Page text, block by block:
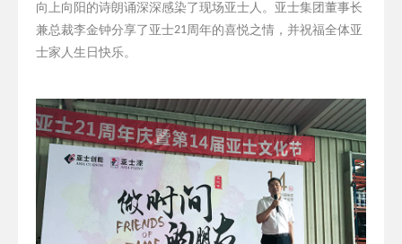
向上向阳的诗朗诵深深感染了现场亚士人。亚士集团董事长
兼总裁李金钟分享了亚士21周年的喜悦之情，并祝福全体亚
士家人生日快乐。